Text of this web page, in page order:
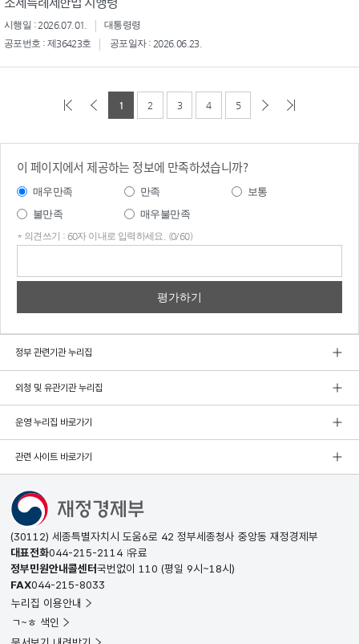
시행일 : 2026.07.01.
대통령령
공포번호 : 제36423호
공포일자 : 2026.06.23.
1 2 3 4 5
이 페이지에서 제공하는 정보에 만족하셨습니까?
매우만족 만족
보통
불만족
매우불만족
* 의견쓰기 : 60자 이내로 입력하세요. (0/60)
정부 관련기관 누리집
외청 및 유관기관 누리집
운영 누리집 바로가기
관련 사이트 바로가기
(30112) 세종특별자치시 도움6로 42 정부세종청사 중앙동 재정경제부
대표전화044-215-2114 유료
정부민원안내콜센터국번없이 110 (평일 9시~18시)
FAX044-215-8033
누리집 이용안내
ㄱ~ㅎ 색인